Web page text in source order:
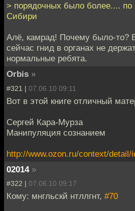
> порядочных было более.... по
Сибири
Алё, камрад! Почему было-то?
сейчас гнид в органах не
нормальные ребята.
Orbis »
#321 | 07.06.10 09:11
Вот в этой книге отличный
Сергей Кара-Мурза
Манипуляция сознанием
http://www.ozon.ru/context/detail/
02014 »
#322 | 07.06.10 09:17
Кому: мнгльскй нтллгнт, #70